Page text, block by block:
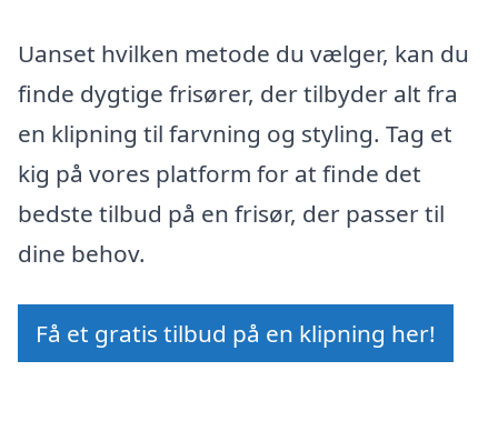
Uanset hvilken metode du vælger, kan du
finde dygtige frisører, der tilbyder alt fra
en klipning til farvning og styling. Tag et
kig på vores platform for at finde det
bedste tilbud på en frisør, der passer til
dine behov.
Få et gratis tilbud på en klipning her!